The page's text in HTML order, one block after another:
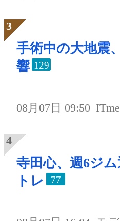
手術中の大地震
響 129
08月07日 09:50
寺田心、週6ジ
トレ
77